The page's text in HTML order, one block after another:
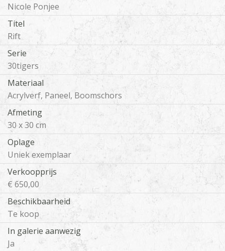
Nicole Ponjee
Titel
Rift
Serie
30tigers
Materiaal
Acrylverf, Paneel, Boomschors
Afmeting
30 x 30 cm
Oplage
Uniek exemplaar
Verkoopprijs
€ 650,00
Beschikbaarheid
Te koop
In galerie aanwezig
Ja